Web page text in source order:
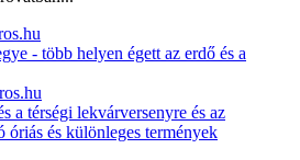
- több helyen égett az erdő és a
a térségi lekvárversenyre és az
óriás és különleges termények